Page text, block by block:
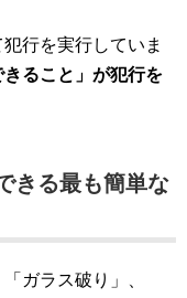
行を実行していま
きること」が犯行を
きる最も簡単な
ガラス破り」、